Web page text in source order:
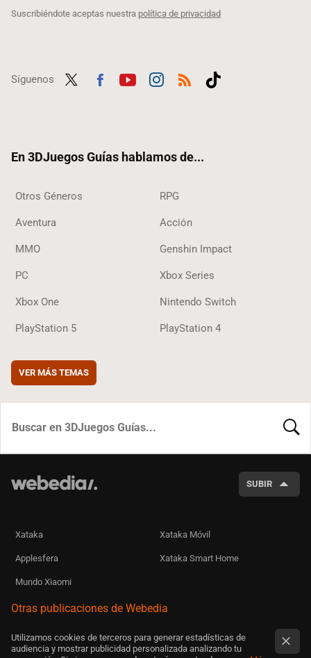
Suscribiéndote aceptas nuestra política de privacidad
Síguenos
En 3DJuegos Guías hablamos de...
Otros Géneros RPG
Aventura Acción
MMO Genshin Impact
PC Xbox Series
Xbox One Nintendo Switch
PlayStation 5 PlayStation 4
VER MÁS TEMAS
SUBIR
Xataka Xataka Móvil
Applesfera Xataka Smart Home
Mundo Xiaomi
Otras publicaciones de Webedia
Utilizamos cookies de terceros para generar estadísticas de
audiencia y mostrar publicidad personalizada analizando tu